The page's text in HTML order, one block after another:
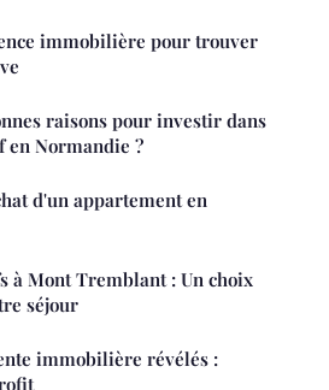
immobilière pour trouver
raisons pour investir dans
Normandie ?
d'un appartement en
à Mont Tremblant : Un choix
séjour
immobilière révélés :